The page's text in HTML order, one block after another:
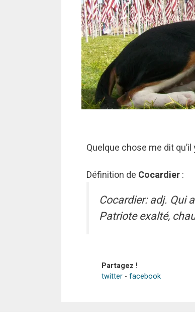
Quelque chose me dit
Définition de Cocardier:
Cocardier: adj. Qui
Patriote exalté,
Partagez !
twitter - facebook